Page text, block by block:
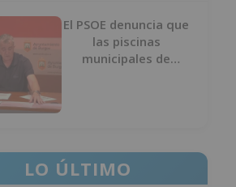
El PSOE denuncia que
las piscinas
municipales de
LO ÚLTIMO